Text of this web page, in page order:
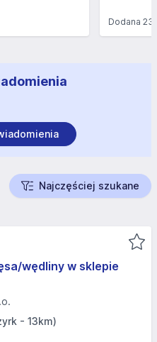
Dodana23
Najczęściej szukane
wędliny w sklepie
- 13km)